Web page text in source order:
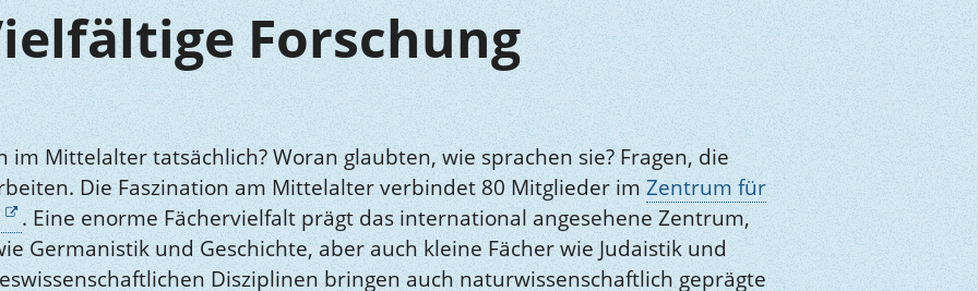
Forschung
im Mittelalter tatsächlich? Woran glaubten, wie sprachen sie? Fragen, die
Die Faszination am Mittelalter verbindet 80 Mitglieder imZentrum für
. Eine enorme Fächervielfalt prägt das international angesehene Zentrum,
Germanistik und Geschichte, aber auch kleine Fächer wie Judaistik und
Disziplinen bringen auch naturwissenschaftlich geprägte